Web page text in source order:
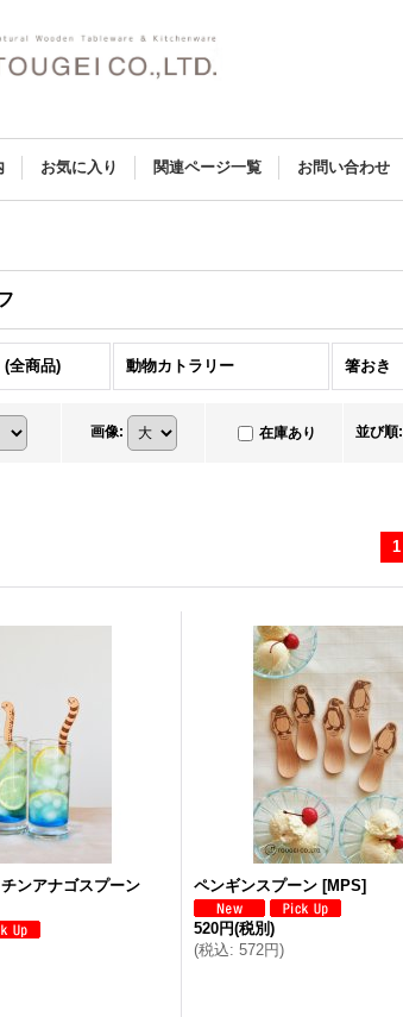
お気に入り 関連ページ一覧 お問い合わせ
(全商品) 動物カトラリー 箸おき
画像: 在庫あり 並び順:
1
ンアナゴスプーン
ペンギンスプーン [MPS]
520円(税別)
(税込: 572円)